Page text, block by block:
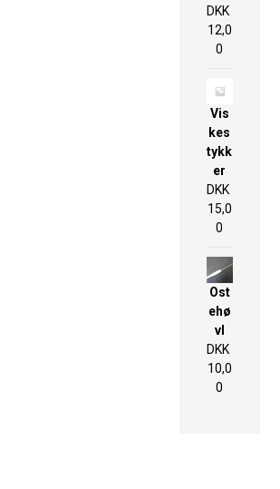
DKK
12,0
0
Vis
kes
tykk
er
DKK
15,0
0
Ost
ehø
vl
DKK
10,0
0